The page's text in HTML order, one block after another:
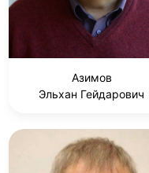
Азимов
Эльхан Гейдарович